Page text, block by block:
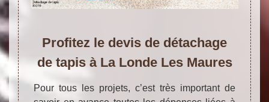
Profitez le devis de détachage
de tapis à La Londe Les Maures
Pour tous les projets, c’est très important de